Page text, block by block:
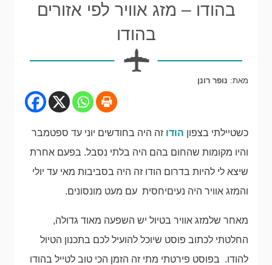
בהודו – מזג אוויר לפי אזורים
בהודו
מאת: נופר רונן
כשטיילתי בצפון הודו זה היה בחודשים יוני עד ספטמבר
והיו מקומות שהחום בהם היה בלתי נסבל. בפעם אחרת
שיצא לי להיות בדרום הודו זה היה בסביבות מאי עד יולי
והמזג אוויר היה נעיםיחסית עם מעט מונסונים.
מאחר שלמזג אוויר בטיול יש השפעה מאוד גדולה,
החלטתי לכתוב פוסט שיוכל להועיל לכם בתכנון הטיול
להודו. בפוסט פירטתי מתי זה הזמן הכי טוב לטייל בהודו